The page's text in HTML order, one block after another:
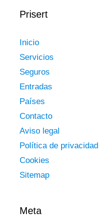
Prisert
Inicio
Servicios
Seguros
Entradas
Países
Contacto
Aviso legal
Política de privacidad
Cookies
Sitemap
Meta